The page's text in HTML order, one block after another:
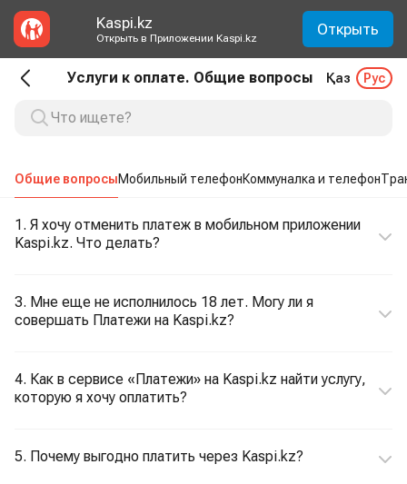
Kaspi.kz
Открыть в Приложении Kaspi.kz Открыть
Услуги к оплате. Общие вопросы Қаз Рус
Общие вопросыМобильный телефонКоммуналка и телефон
1. Я хочу отменить платеж в мобильном приложении
Kaspi.kz. Что делать?
3. Мне еще не исполнилось 18 лет. Могу ли я
совершать Платежи на Kaspi.kz?
4. Как в сервисе «Платежи» на Kaspi.kz найти услугу,
которую я хочу оплатить?
5. Почему выгодно платить через Kaspi.kz?